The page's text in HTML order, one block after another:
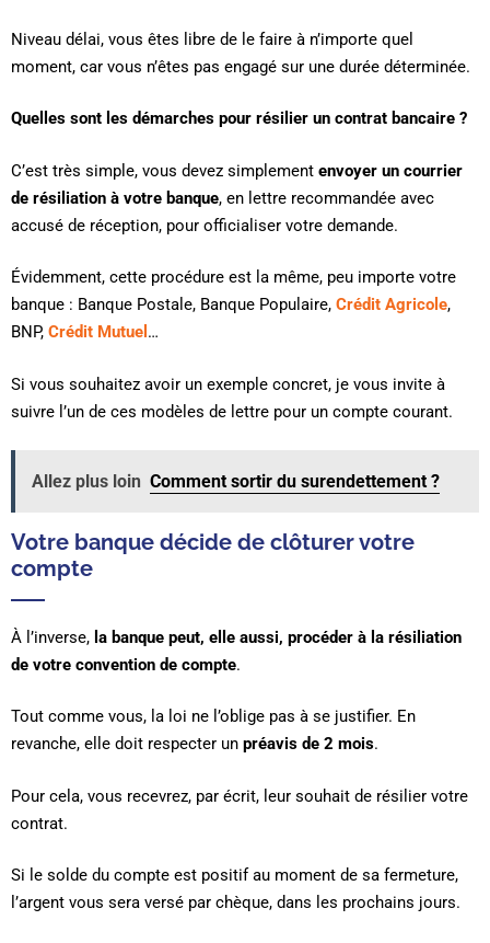
Niveau délai, vous êtes libre de le faire à n’importe quel
moment, car vous n’êtes pas engagé sur une durée déterminée.
Quelles sont les démarches pour résilier un contrat bancaire ?
C’est très simple, vous devez simplement envoyer un courrier
de résiliation à votre banque, en lettre recommandée avec
accusé de réception, pour officialiser votre demande.
Évidemment, cette procédure est la même, peu importe votre
banque : Banque Postale, Banque Populaire, Crédit Agricole,
BNP, Crédit Mutuel …
Si vous souhaitez avoir un exemple concret, je vous invite à
suivre l’un de ces modèles de lettre pour un compte courant.
Allez plus loin Comment sortir du surendettement ?
Votre banque décide de clôturer votre
compte
À l’inverse, la banque peut, elle aussi, procéder à la résiliation
de votre convention de compte.
Tout comme vous, la loi ne l’oblige pas à se justifier. En
revanche, elle doit respecter un préavis de 2 mois.
Pour cela, vous recevrez, par écrit, leur souhait de résilier votre
contrat.
Si le solde du compte est positif au moment de sa fermeture,
l’argent vous sera versé par chèque, dans les prochains jours.